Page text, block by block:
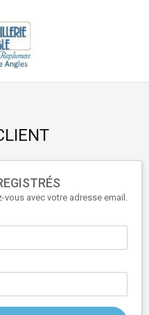
avec votre adresse email.